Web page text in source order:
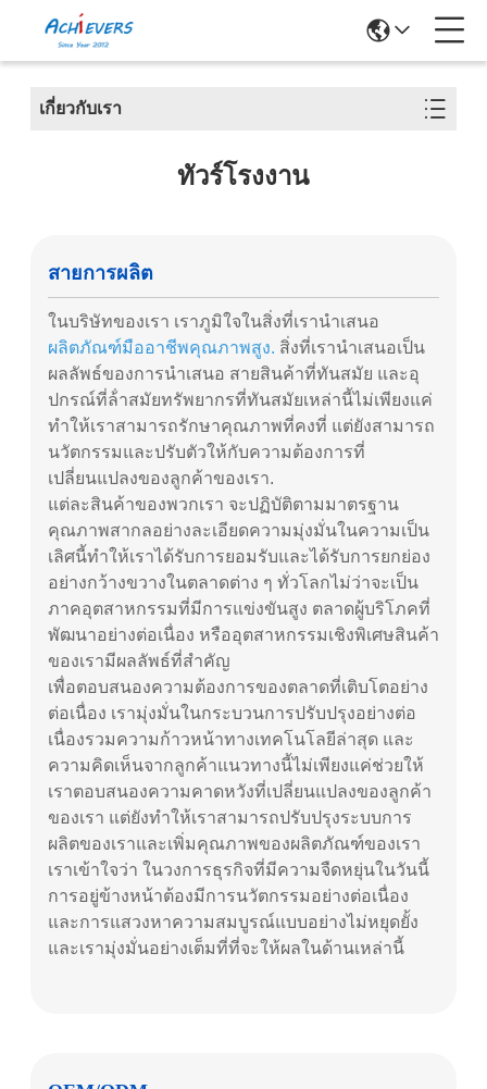
เกี่ยวกับเรา
ทัวร์โรงงาน
สายการผลิต
ในบริษัทของเรา เราภูมิใจในสิ่งที่เรานําเสนอ
ผลิตภัณฑ์มืออาชีพคุณภาพสูง. สิ่งที่เรานําเสนอเป็น
ผลลัพธ์ของการนําเสนอ สายสินค้าที่ทันสมัย และอุ
ปกรณ์ที่ล้ําสมัยทรัพยากรที่ทันสมัยเหล่านี้ไม่เพียงแค่
ทําให้เราสามารถรักษาคุณภาพที่คงที่ แต่ยังสามารถ
นวัตกรรมและปรับตัวให้กับความต้องการที่
เปลี่ยนแปลงของลูกค้าของเรา.
แต่ละสินค้าของพวกเรา จะปฏิบัติตามมาตรฐาน
คุณภาพสากลอย่างละเอียดความมุ่งมั่นในความเป็น
เลิศนี้ทําให้เราได้รับการยอมรับและได้รับการยกย่อง
อย่างกว้างขวางในตลาดต่าง ๆ ทั่วโลกไม่ว่าจะเป็น
ภาคอุตสาหกรรมที่มีการแข่งขันสูง ตลาดผู้บริโภคที่
พัฒนาอย่างต่อเนื่อง หรืออุตสาหกรรมเชิงพิเศษสินค้า
ของเรามีผลลัพธ์ที่สําคัญ
เพื่อตอบสนองความต้องการของตลาดที่เติบโตอย่าง
ต่อเนื่อง เรามุ่งมั่นในกระบวนการปรับปรุงอย่างต่อ
เนื่องรวมความก้าวหน้าทางเทคโนโลยีล่าสุด และ
ความคิดเห็นจากลูกค้าแนวทางนี้ไม่เพียงแค่ช่วยให้
เราตอบสนองความคาดหวังที่เปลี่ยนแปลงของลูกค้า
ของเรา แต่ยังทําให้เราสามารถปรับปรุงระบบการ
ผลิตของเราและเพิ่มคุณภาพของผลิตภัณฑ์ของเรา
เราเข้าใจว่า ในวงการธุรกิจที่มีความจืดหยุ่นในวันนี้
การอยู่ข้างหน้าต้องมีการนวัตกรรมอย่างต่อเนื่อง
และการแสวงหาความสมบูรณ์แบบอย่างไม่หยุดยั้ง
และเรามุ่งมั่นอย่างเต็มที่ที่จะให้ผลในด้านเหล่านี้